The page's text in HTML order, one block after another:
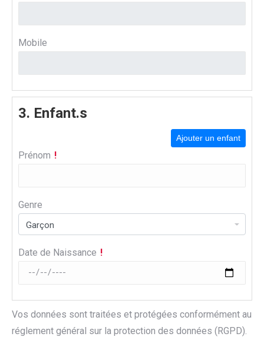
Mobile
3. Enfant.s
Ajouter un enfant
Prénom
Genre
Date de Naissance
Vos données sont traitées et protégées conformément au
réglement général sur la protection des données (RGPD).